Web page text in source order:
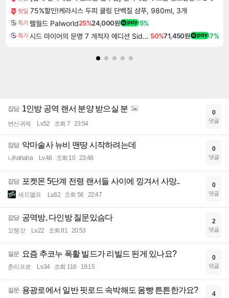
핫딜 75%할인!케라시스 두피 쿨링 단백질 샴푸, 980ml, 3개
특가 팰월드 Palworld25%24,000원 5%
특가 시드 마이어의 문명 7 개척자 에디션 Sid Meier's Civilization VII Founders Edition 50%71,450원 7%
잡담 1인방 공역 랜서 분양 받으실 분
변신귀제 Lv.52 조회 7 23:54
0
댓글
잡담 악마술사 뉴비 맨땅 시작하려는데
나hahaha Lv.48 조회 10 23:48
0
댓글
잡담 포켓몬 5단계 전령 랜서들 사이에 낑겨서 사망..
세드엘프 Lv.82 조회 56 22:47
0
댓글
잡담 공역방, 다인방 질문있슴다
꼬챙갓 Lv.22 조회 81 20:53
2
댓글
질문 요즘 추코누 폭활 빌드가 리빌드 된게 있나요?
춘리프로 Lv.34 조회 116 19:15
0
댓글
질문 용광로에서 일반 핏로드 속박해도 몸빵 튼튼한가요? 4